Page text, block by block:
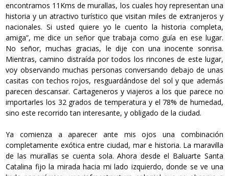
encontramos 11Kms de murallas, los cuales hoy representan una
historia y un atractivo turístico que visitan miles de extranjeros y
nacionales. Si usted quiere yo le cuento la historia completa,
amiga”, me dice un señor que trabaja como guía en ese lugar.
No señor, muchas gracias, le dije con una inocente sonrisa.
Mientras, camino distraída por todos los rincones de este lugar,
voy observando muchas personas conversando debajo de unas
casitas con techos rojos, resguardándose del sol y que además
parecen descansar. Cartageneros y viajeros a los que parece no
importarles los 32 grados de temperatura y el 78% de humedad,
sino este recorrido tan interesante, y obligado de la ciudad.
Ya comienza a aparecer ante mis ojos una combinación
completamente exótica entre ciudad, mar e historia. La maravilla
de las murallas se cuenta sola. Ahora desde el Baluarte Santa
Catalina fijo la mirada hacia mi lado izquierdo, donde se ve una